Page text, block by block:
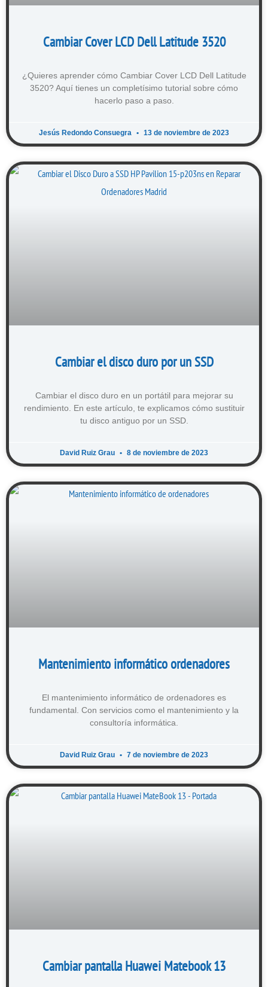
Cambiar Cover LCD Dell Latitude 3520
¿Quieres aprender cómo Cambiar Cover LCD Dell Latitude
3520? Aquí tienes un completísimo tutorial sobre cómo
hacerlo paso a paso.
Jesús Redondo Consuegra 13 de noviembre de 2023
Cambiar el disco duro por un SSD
Cambiar el disco duro en un portátil para mejorar su
rendimiento. En este artículo, te explicamos cómo sustituir
tu disco antiguo por un SSD.
David Ruiz Grau 8 de noviembre de 2023
Mantenimiento informático ordenadores
El mantenimiento informático de ordenadores es
fundamental. Con servicios como el mantenimiento y la
consultoría informática.
David Ruiz Grau 7 de noviembre de 2023
Cambiar pantalla Huawei Matebook 13